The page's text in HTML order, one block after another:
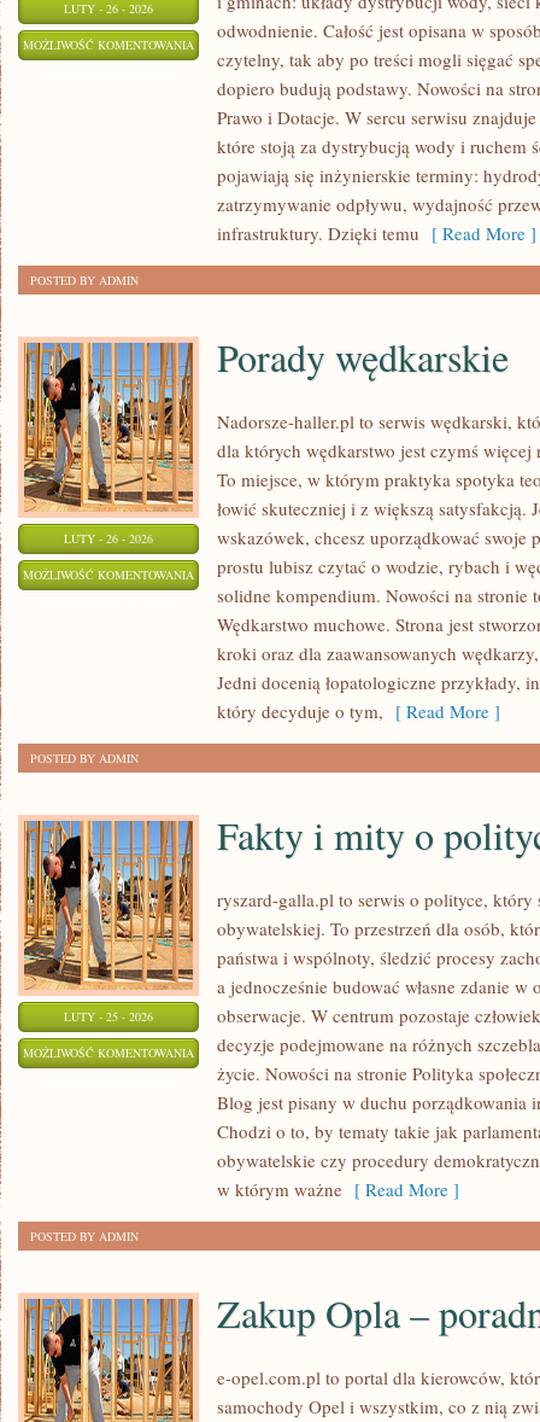
LUTY - 26 - 2026
MOŻLIWOŚĆ KOMENTOWANIA
ENERGII
odwodnienie. Całość jest opisana w
czytelny, tak aby po treści mogli sięgać
dopiero budują podstawy. Nowości na
Prawo i Dotacje. W sercu serwisu
które stoją za dystrybucją wody i ruchem
pojawiają się inżynierskie terminy:
zatrzymywanie odpływu, wydajność
infrastruktury. Dzięki temu [ Read More ]
POSTED BY ADMIN
LUTY - 26 - 2026
MOŻLIWOŚĆ KOMENTOWANIA PORADY
WĘDKARSKIE
Porady wędkarskie
Nadorsze-haller.pl to serwis wędkarski,
dla których wędkarstwo jest czymś
To miejsce, w którym praktyka spotyka
łowić skuteczniej i z większą satysfakcją.
wskazówek, chcesz uporządkować swoje
prostu lubisz czytać o wodzie, rybach i
solidne kompendium. Nowości na stronie
Wędkarstwo muchowe. Strona jest
kroki oraz dla zaawansowanych
Jedni docenią łopatologiczne przykłady,
który decyduje o tym, [ Read More ]
POSTED BY ADMIN
LUTY - 25 - 2026
MOŻLIWOŚĆ KOMENTOWANIA FAKTY
MITY
POLITYCE
Fakty i mity o
ryszard-galla.pl to serwis o polityce, który
obywatelskiej. To przestrzeń dla osób,
państwa i wspólnoty, śledzić procesy
a jednocześnie budować własne zdanie
obserwacje. W centrum pozostaje
decyzje podejmowane na różnych
życie. Nowości na stronie Polityka
Blog jest pisany w duchu porządkowania
Chodzi o to, by tematy takie jak
obywatelskie czy procedury
w którym ważne [ Read More ]
POSTED BY ADMIN
Zakup Opla –
e-opel.com.pl to portal dla kierowców,
samochody Opel i wszystkim, co z nią